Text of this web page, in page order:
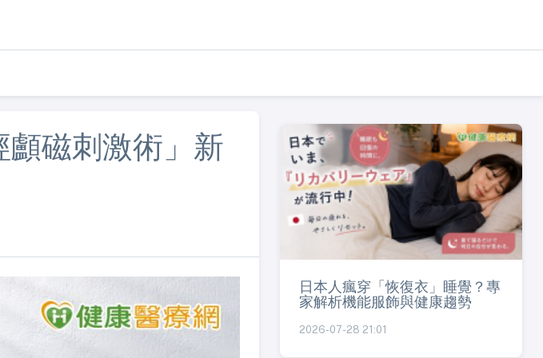
磁刺激術」新
日本人瘋穿「恢復衣」睡覺？專
家解析機能服飾與健康趨勢
2026-07-28 21:01